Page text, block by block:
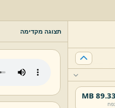
89.33 MB
נפח
תצוגה מקדימה